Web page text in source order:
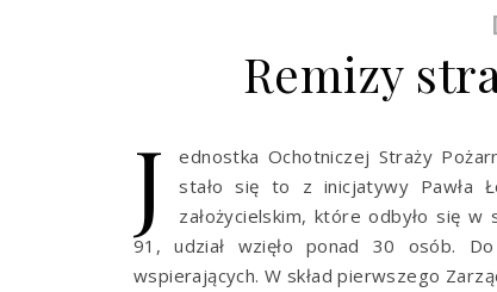
Remizy
J
ednostka Ochotniczej Straży
stało się to z inicjatywy Pawła
założycielskim, które odbyło się
91, udział wzięło ponad 30 osób.
wspierających. W skład pierwszego